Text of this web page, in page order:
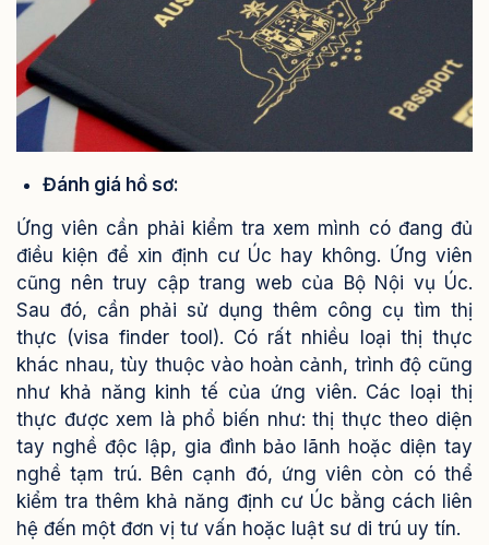
Đánh giá hồ sơ:
Ứng viên cần phải kiểm tra xem mình có đang đủ
điều kiện để xin định cư Úc hay không. Ứng viên
cũng nên truy cập trang web của Bộ Nội vụ Úc.
Sau đó, cần phải sử dụng thêm công cụ tìm thị
thực (visa finder tool). Có rất nhiều loại thị thực
khác nhau, tùy thuộc vào hoàn cảnh, trình độ cũng
như khả năng kinh tế của ứng viên. Các loại thị
thực được xem là phổ biến như: thị thực theo diện
tay nghề độc lập, gia đình bảo lãnh hoặc diện tay
nghề tạm trú. Bên cạnh đó, ứng viên còn có thể
kiểm tra thêm khả năng định cư Úc bằng cách liên
hệ đến một đơn vị tư vấn hoặc luật sư di trú uy tín.